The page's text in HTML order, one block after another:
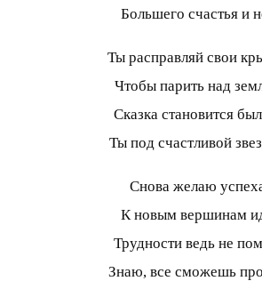
Большего счастья и
Ты расправляй свои
Чтобы парить над
Сказка становится
Ты под счастливой
Снова желаю
К новым вершинам
Трудности ведь не
Знаю, все сможешь